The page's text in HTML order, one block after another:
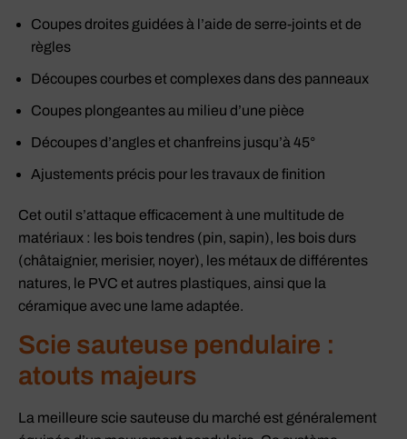
Coupes droites guidées à l’aide de serre-joints et de
règles
Découpes courbes et complexes dans des panneaux
Coupes plongeantes au milieu d’une pièce
Découpes d’angles et chanfreins jusqu’à 45°
Ajustements précis pour les travaux de finition
Cet outil s’attaque efficacement à une multitude de
matériaux : les bois tendres (pin, sapin), les bois durs
(châtaignier, merisier, noyer), les métaux de différentes
natures, le PVC et autres plastiques, ainsi que la
céramique avec une lame adaptée.
Scie sauteuse pendulaire :
atouts majeurs
La meilleure scie sauteuse du marché est généralement